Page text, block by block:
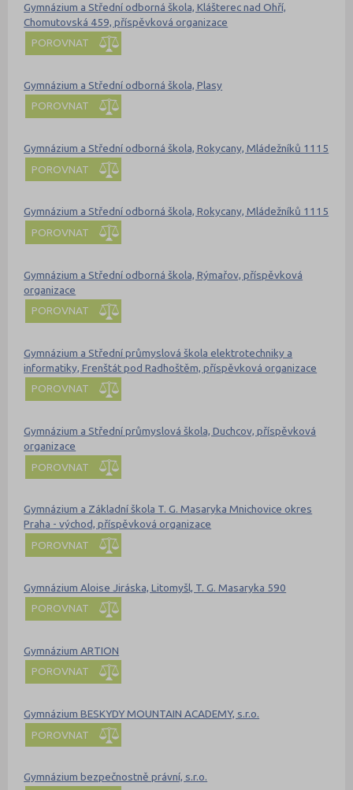
Gymnázium a Střední odborná škola, Klášterec nad Ohří,
Chomutovská 459, příspěvková organizace
POROVNAT
Gymnázium a Střední odborná škola, Plasy
POROVNAT
Gymnázium a Střední odborná škola, Rokycany, Mládežníků 1115
POROVNAT
Gymnázium a Střední odborná škola, Rokycany, Mládežníků 1115
POROVNAT
Gymnázium a Střední odborná škola, Rýmařov, příspěvková
organizace
POROVNAT
Gymnázium a Střední průmyslová škola elektrotechniky a
informatiky, Frenštát pod Radhoštěm, příspěvková organizace
POROVNAT
Gymnázium a Střední průmyslová škola, Duchcov, příspěvková
organizace
POROVNAT
Gymnázium a Základní škola T. G. Masaryka Mnichovice okres
Praha - východ, příspěvková organizace
POROVNAT
Gymnázium Aloise Jiráska, Litomyšl, T. G. Masaryka 590
POROVNAT
Gymnázium ARTION
POROVNAT
Gymnázium BESKYDY MOUNTAIN ACADEMY, s.r.o.
POROVNAT
Gymnázium bezpečnostně právní, s.r.o.